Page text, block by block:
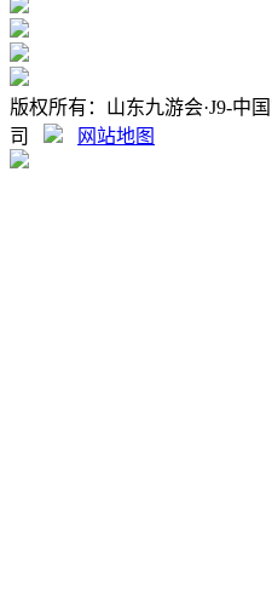
版权所有：山东九游会·J9-中
司
网站地图